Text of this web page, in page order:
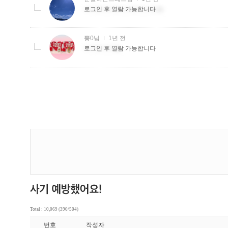
Total : 10,069 (390/504)
번호 작성자